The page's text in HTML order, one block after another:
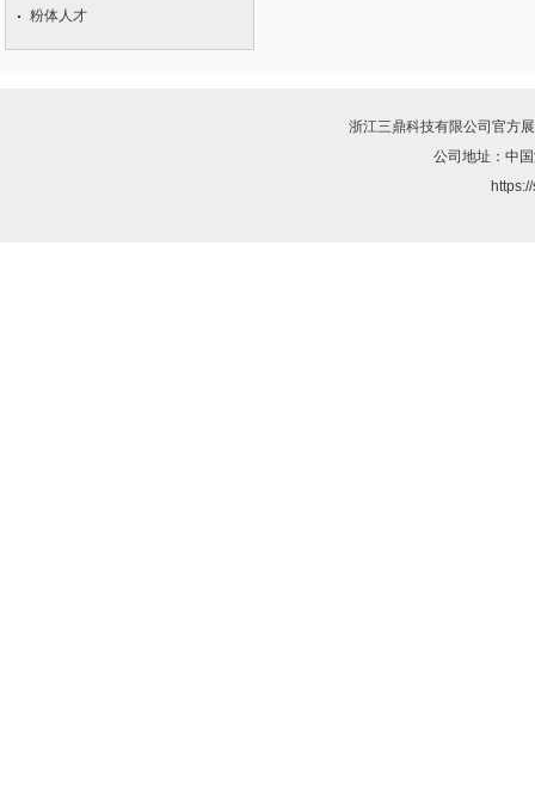
粉体人才
浙江三鼎科技有限公司 官方
公司地址：中